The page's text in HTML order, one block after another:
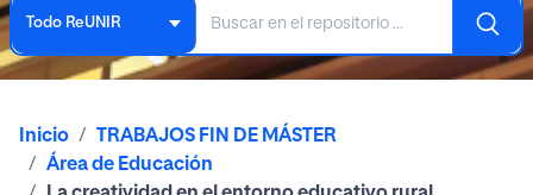
Todo ReUNIR
Inicio
TRABAJOS FIN DE MÁSTER
Área de Educación